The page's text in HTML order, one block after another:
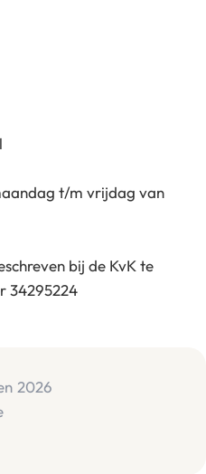
t/m vrijdag van
bij de KvK te
34295224
2026